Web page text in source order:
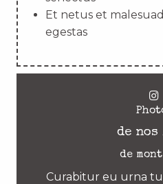
Et netus et
egestas
de nos
de
Curabitur eu urna